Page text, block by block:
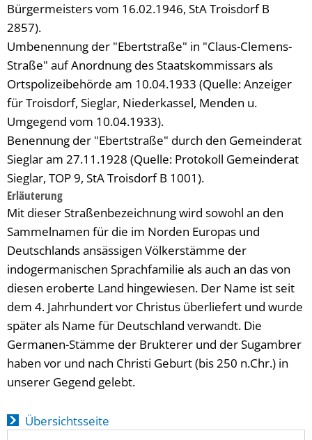
Bürgermeisters vom 16.02.1946, StA Troisdorf B
2857).
Umbenennung der "Ebertstraße" in "Claus-Clemens-
Straße" auf Anordnung des Staatskommissars als
Ortspolizeibehörde am 10.04.1933 (Quelle: Anzeiger
für Troisdorf, Sieglar, Niederkassel, Menden u.
Umgegend vom 10.04.1933).
Benennung der "Ebertstraße" durch den Gemeinderat
Sieglar am 27.11.1928 (Quelle: Protokoll Gemeinderat
Sieglar, TOP 9, StA Troisdorf B 1001).
Erläuterung
Mit dieser Straßenbezeichnung wird sowohl an den
Sammelnamen für die im Norden Europas und
Deutschlands ansässigen Völkerstämme der
indogermanischen Sprachfamilie als auch an das von
diesen eroberte Land hingewiesen. Der Name ist seit
dem 4. Jahrhundert vor Christus überliefert und wurde
später als Name für Deutschland verwandt. Die
Germanen-Stämme der Brukterer und der Sugambrer
haben vor und nach Christi Geburt (bis 250 n.Chr.) in
unserer Gegend gelebt.
Übersichtsseite